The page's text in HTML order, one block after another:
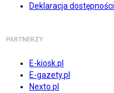
Deklaracja dostępności
PARTNERZY
E-kiosk.pl
E-gazety.pl
Nexto.pl